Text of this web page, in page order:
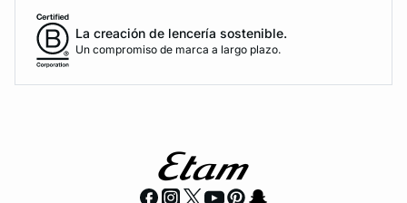
La creación de lencería sostenible.
Un compromiso de marca a largo plazo.